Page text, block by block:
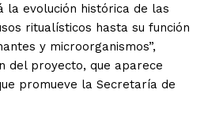
la evolución histórica de las
ritualísticos hasta su función
y microorganismos”,
del proyecto, que aparece
promueve la Secretaría de